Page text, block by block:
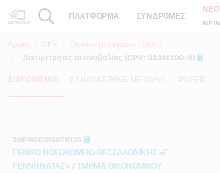
ΠΛΑΤΦΟΡΜΑ ΣΥΝΔΡΟΜΕΣ
Αρχική CPV
Όργανα μετρήσεων (383*)
Δοσιμετρητές ακτινοβολίας (CPV: 38341200-9)
ΔΙΑΓΩΝΙΣΜΟΙ
26PROC018876125
ΓΕΝΙΚΟ ΝΟΣΟΚΟΜΕΙΟ ΘΕΣΣΑΛΟΝΙΚΗΣ «Γ.
ΓΕΝΝΗΜΑΤΑΣ» /ΤΜΗΜΑ ΟΙΚΟΝΟΜΙΚΟΥ